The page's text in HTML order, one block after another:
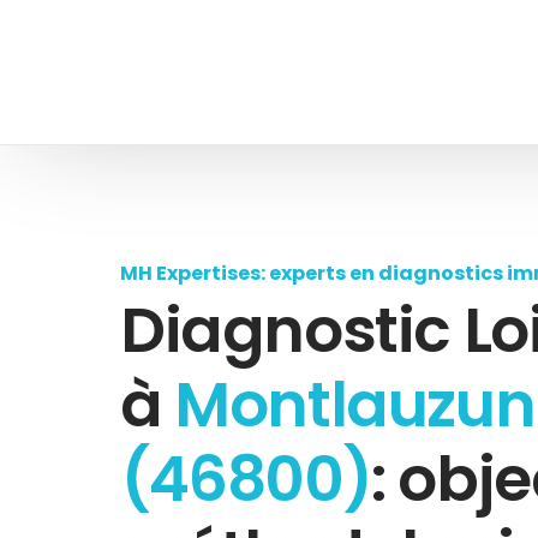
MH Expertises: experts en diagnostics
Diagnostic
à Montlauzun
(46800):